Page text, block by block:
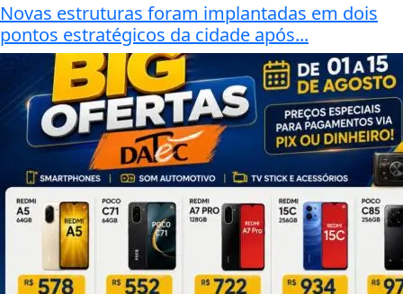
Novas estruturas foram implantadas em dois
pontos estratégicos da cidade após...